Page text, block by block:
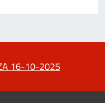
16-10-2025